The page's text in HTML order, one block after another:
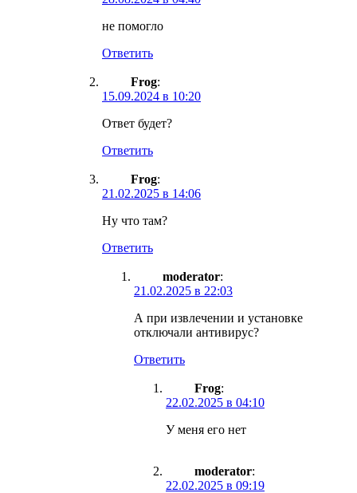
не помогло
Ответить
Frog:
15.09.2024 в 10:20
Ответ будет?
Ответить
Frog:
21.02.2025 в 14:06
Ну что там?
Ответить
moderator:
21.02.2025 в 22:03
А при извлечении и установке
отключали антивирус?
Ответить
Frog:
22.02.2025 в 04:10
У меня его нет
moderator:
22.02.2025 в 09:19